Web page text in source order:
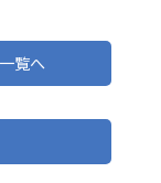
覧へ